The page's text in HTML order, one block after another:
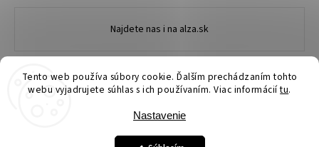
Tento web používa súbory cookie. Ďalším prechádzaním tohto
webu vyjadrujete súhlas s ich používaním. Viac informáciítu.
Nastavenie
Najdete nas i na alza.sk
Upraviť nastavenie cookies